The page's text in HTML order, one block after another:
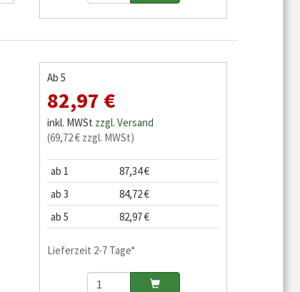
Ab 5
82,97 €
inkl. MWSt zzgl. Versand
(69,72 € zzgl. MWSt)
ab 1
87,34 €
ab 3
84,72 €
ab 5
82,97 €
Lieferzeit 2-7 Tage*